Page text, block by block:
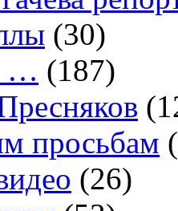
(30)
… (187)
просьбам
(26)